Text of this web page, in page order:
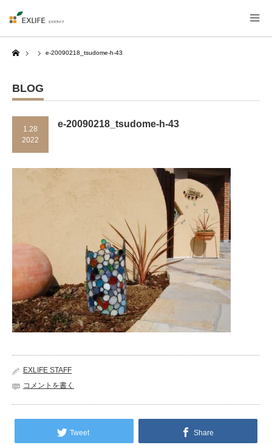
Home
e-20090218_tsudome-h-43
BLOG
1.28
2022
e-20090218_tsudome-h-43
EXLIFE STAFF
コメントを書く
Tweet Share